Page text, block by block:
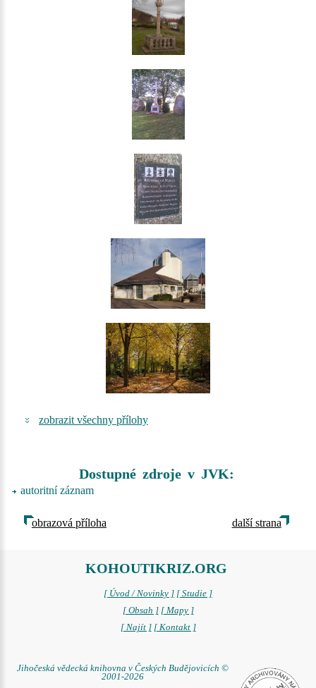
zobrazit všechny přílohy
Dostupné zdroje v JVK:
autoritní záznam
obrazová příloha další strana
KOHOUTIKRIZ.ORG
[ Úvod / Novinky ] [ Studie ]
[ Obsah ] [ Mapy ]
[ Najít ] [ Kontakt ]
Jihočeská vědecká knihovna v Českých Budějovicích ©
2001-2026